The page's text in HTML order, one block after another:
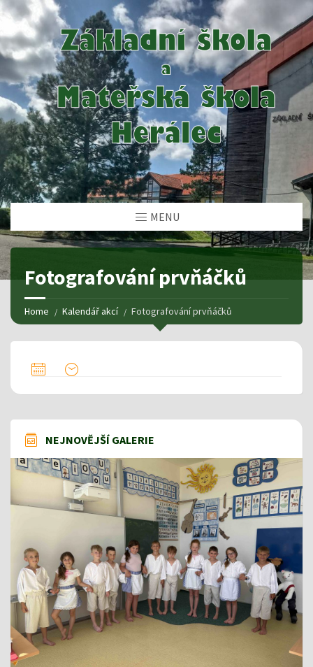
MENU
Fotografování prvňáčků
Home Kalendář akcí Fotografování prvňáčků
NEJNOVĚJŠÍ GALERIE